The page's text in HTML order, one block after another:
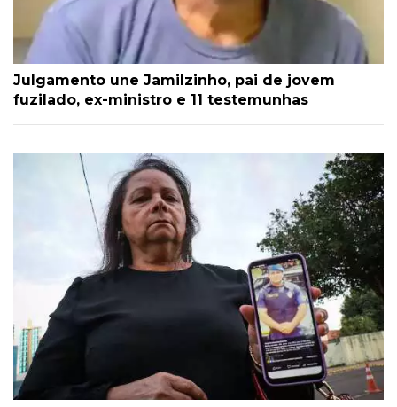
Julgamento une Jamilzinho, pai de jovem
fuzilado, ex-ministro e 11 testemunhas